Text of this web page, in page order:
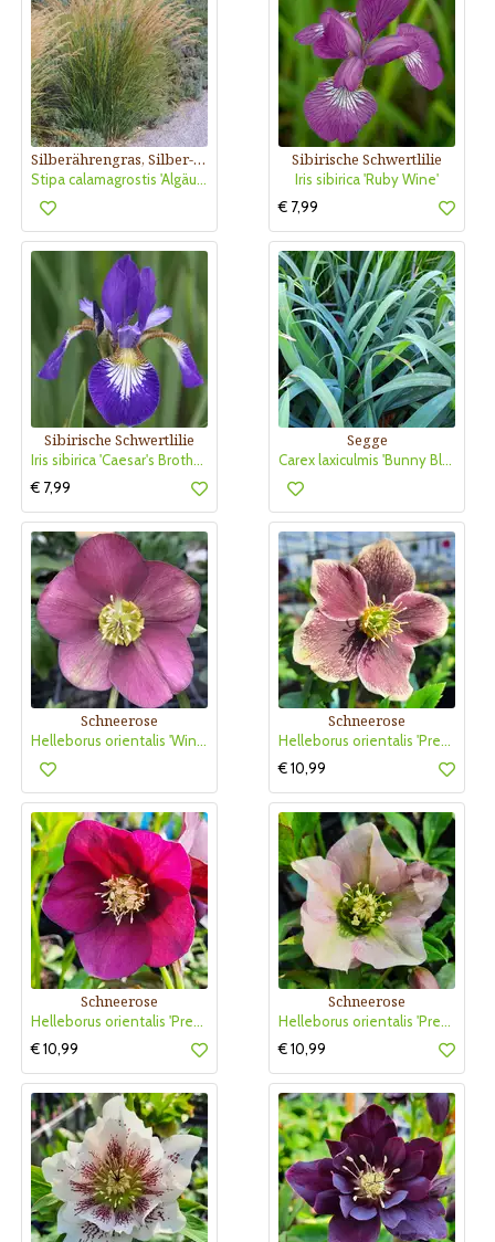
Silberährengras, Silber-Raugras
Stipa calamagrostis 'Algäu' (Syn. Achnatherum)
Sibirische Schwertlilie
Iris sibirica 'Ruby Wine'
€ 7,99
Sibirische Schwertlilie
Iris sibirica 'Caesar's Brother'
€ 7,99
Segge
Carex laxiculmis 'Bunny Blue'
Schneerose
Helleborus orientalis 'Winter Spirit'
Schneerose
Helleborus orientalis 'Pretty Ellen Spotted'
€ 10,99
Schneerose
Helleborus orientalis 'Pretty Ellen Red'
€ 10,99
Schneerose
Helleborus orientalis 'Pretty Ellen Pink'
€ 10,99